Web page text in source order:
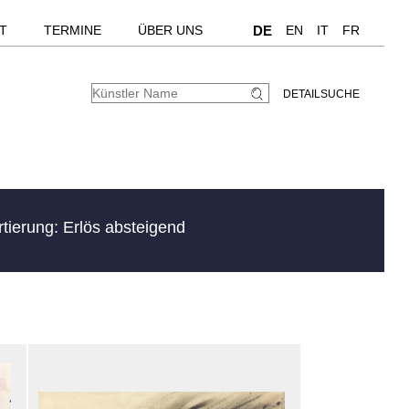
TERMINE ÜBER UNS DE EN IT FR
DETAILSUCHE
Erlös absteigend